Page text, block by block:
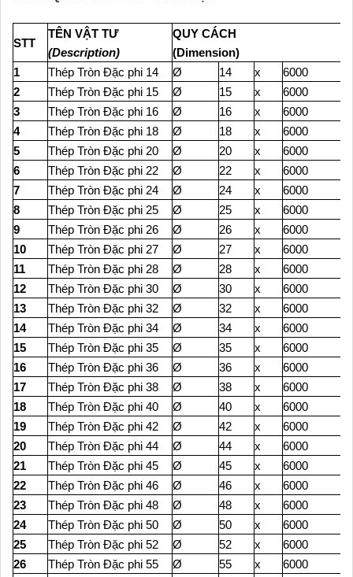
STT
TÊN VẬT TƯ
(Description)
QUY CÁCH
(Dimension)
1
Thép Tròn Đặc phi 14 Ø 14 x
6000
2
Thép Tròn Đặc phi 15 Ø 15 x
6000
3
Thép Tròn Đặc phi 16 Ø 16 x
6000
4
Thép Tròn Đặc phi 18 Ø 18 x
6000
5
Thép Tròn Đặc phi 20 Ø 20 x
6000
6
Thép Tròn Đặc phi 22 Ø 22 x
6000
7
Thép Tròn Đặc phi 24 Ø 24 x
6000
8
Thép Tròn Đặc phi 25 Ø 25 x
6000
9
Thép Tròn Đặc phi 26 Ø 26 x
6000
10
Thép Tròn Đặc phi 27 Ø 27 x
6000
11
Thép Tròn Đặc phi 28 Ø 28 x
6000
12
Thép Tròn Đặc phi 30 Ø 30 x
6000
13
Thép Tròn Đặc phi 32 Ø 32 x
6000
14
Thép Tròn Đặc phi 34 Ø 34 x
6000
15
Thép Tròn Đặc phi 35 Ø 35 x
6000
16
Thép Tròn Đặc phi 36 Ø 36 x
6000
17
Thép Tròn Đặc phi 38 Ø 38 x
6000
18
Thép Tròn Đặc phi 40 Ø 40 x
6000
19
Thép Tròn Đặc phi 42 Ø 42 x
6000
20
Thép Tròn Đặc phi 44 Ø 44 x
6000
21
Thép Tròn Đặc phi 45 Ø 45 x
6000
22
Thép Tròn Đặc phi 46 Ø 46 x
6000
23
Thép Tròn Đặc phi 48 Ø 48 x
6000
24
Thép Tròn Đặc phi 50 Ø 50 x
6000
25
Thép Tròn Đặc phi 52 Ø 52 x
6000
26
Thép Tròn Đặc phi 55 Ø 55 x 6000